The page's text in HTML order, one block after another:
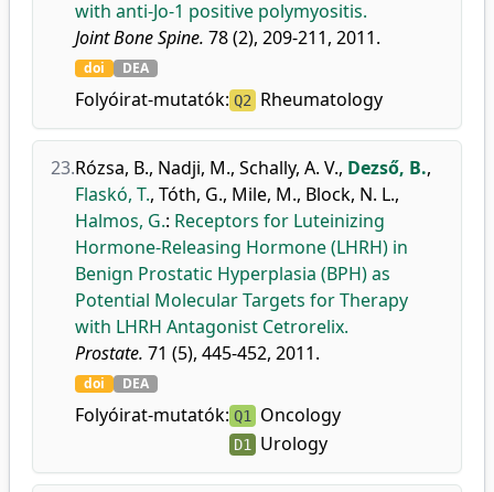
with anti-Jo-1 positive polymyositis.
Joint Bone Spine. 78 (2), 209-211, 2011.
doi DEA
Folyóirat-mutatók: Q2 Rheumatology
23.Rózsa, B., Nadji, M., Schally, A. V., Dezső, B.,
Flaskó, T., Tóth, G., Mile, M., Block, N. L.,
Halmos, G.: Receptors for Luteinizing
Hormone-Releasing Hormone (LHRH) in
Benign Prostatic Hyperplasia (BPH) as
Potential Molecular Targets for Therapy
with LHRH Antagonist Cetrorelix.
Prostate. 71 (5), 445-452, 2011.
doi DEA
Folyóirat-mutatók: Q1 Oncology
D1 Urology